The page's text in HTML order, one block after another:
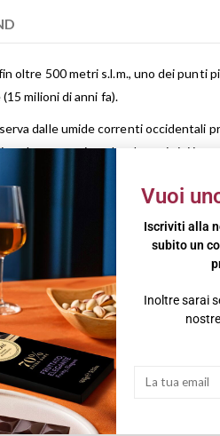
oltre 500 metri s.l.m., uno dei punti
milioni di anni fa).
dalle umide correnti occidentali
davvero unico, che dona ai vini
della temperatura di
sei mesi ed oltre di affinamento
fine, ampio e persistente.
e piatti di grande
le annate più vecchie.
Vuoi
Iscriviti alla
subito un
Inoltre sarai